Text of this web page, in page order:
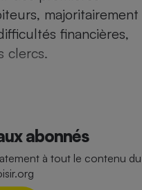
majoritairement
financières,
clercs.
abonnés
à tout le contenu du
Antivirus
Climatiseur -
Ventilateur